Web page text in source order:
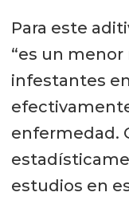
Para este
“es un
infestantes
enfermedad.
estudios en